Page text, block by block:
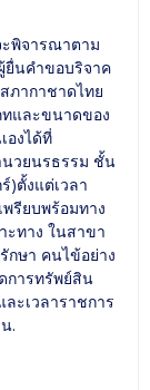
พิจารณาตาม
ยื่นคำขอบริจาค
ภากาชาดไทย
ทและขนาดของ
องได้ที่
นวยนรธรรม ชั้น
)ตั้งแต่เวลา
รียบพร้อมทาง
ะทาง ในสาขา
กษา คนไข้อย่าง
การทรัพย์สิน
ะเวลาราชการ
.